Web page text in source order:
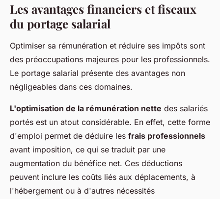
Les avantages financiers et fiscaux
du portage salarial
Optimiser sa rémunération et réduire ses impôts sont
des préoccupations majeures pour les professionnels.
Le portage salarial présente des avantages non
négligeables dans ces domaines.
L'optimisation de la rémunération nette des salariés
portés est un atout considérable. En effet, cette forme
d'emploi permet de déduire les frais professionnels
avant imposition, ce qui se traduit par une
augmentation du bénéfice net. Ces déductions
peuvent inclure les coûts liés aux déplacements, à
l'hébergement ou à d'autres nécessités